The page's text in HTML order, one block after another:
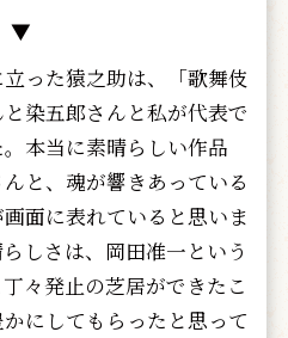
▼
った猿之助は、「歌舞伎
染五郎さんと私が代表で
本当に素晴らしい作品
と、魂が響きあっている
面に表れていると思いま
しさは、岡田准一という
々発止の芝居ができたこ
にしてもらったと思って